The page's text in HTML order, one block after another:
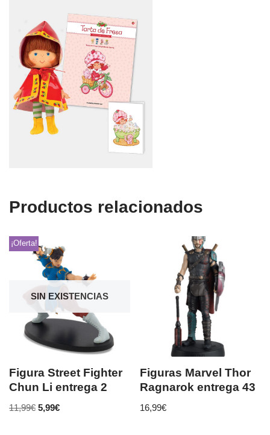
Productos relacionados
SIN EXISTENCIAS
¡Oferta!
Figura Street Fighter
Chun Li entrega 2
11,99€ 5,99€
Figuras Marvel Thor
Ragnarok entrega 43
16,99€